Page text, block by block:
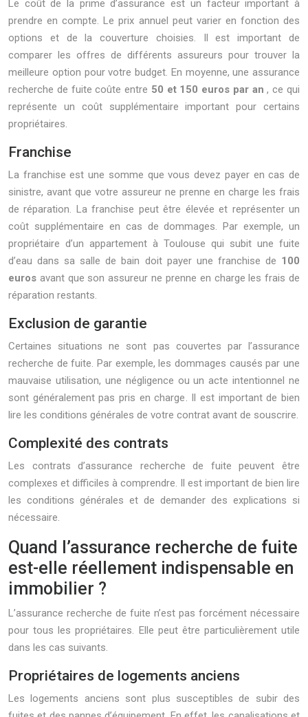
Le coût de la prime d’assurance est un facteur important à
prendre en compte. Le prix annuel peut varier en fonction des
options et de la couverture choisies. Il est important de
comparer les offres de différents assureurs pour trouver la
meilleure option pour votre budget. En moyenne, une assurance
recherche de fuite coûte entre 50 et 150 euros par an, ce qui
représente un coût supplémentaire important pour certains
propriétaires.
Franchise
La franchise est une somme que vous devez payer en cas de
sinistre, avant que votre assureur ne prenne en charge les frais
de réparation. La franchise peut être élevée et représenter un
coût supplémentaire en cas de dommages. Par exemple, un
propriétaire d’un appartement à Toulouse qui subit une fuite
d’eau dans sa salle de bain doit payer une franchise de 100
euros avant que son assureur ne prenne en charge les frais de
réparation restants.
Exclusion de garantie
Certaines situations ne sont pas couvertes par l’assurance
recherche de fuite. Par exemple, les dommages causés par une
mauvaise utilisation, une négligence ou un acte intentionnel ne
sont généralement pas pris en charge. Il est important de bien
lire les conditions générales de votre contrat avant de souscrire.
Complexité des contrats
Les contrats d’assurance recherche de fuite peuvent être
complexes et difficiles à comprendre. Il est important de bien lire
les conditions générales et de demander des explications si
nécessaire.
Quand l’assurance recherche de fuite
est-elle réellement indispensable en
immobilier ?
L’assurance recherche de fuite n’est pas forcément nécessaire
pour tous les propriétaires. Elle peut être particulièrement utile
dans les cas suivants.
Propriétaires de logements anciens
Les logements anciens sont plus susceptibles de subir des